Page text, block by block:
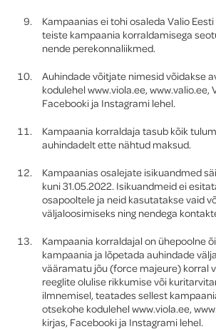
Kampaanias ei tohi osaleda Valio Eesti
teiste kampaania korraldamisega
nende perekonnaliikmed.
Auhindade võitjate nimesid võidakse
kodulehel www.viola.ee, www.valio.ee,
Facebooki ja Instagrami lehel.
Kampaania korraldaja tasub kõik
auhindadelt ette nähtud maksud.
Kampaanias osalejate isikuandmed
kuni 31.05.2022. Isikuandmeid ei
osapooltele ja neid kasutatakse vaid
väljaloosimiseks ning nendega
Kampaania korraldajal on ühepoolne
kampaania ja lõpetada auhindade
vääramatu jõu (force majeure) korral
reeglite olulise rikkumise või
ilmnemisel, teatades sellest
otsekohe kodulehel www.viola.ee,
kirjas, Facebooki ja Instagrami lehel.